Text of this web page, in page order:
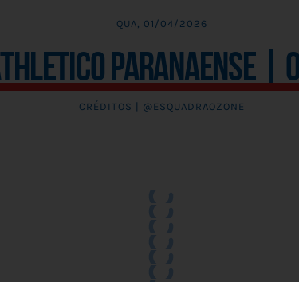
QUA, 01/04/2026
Paranaense |
CRÉDITOS | @ESQUADRAOZONE